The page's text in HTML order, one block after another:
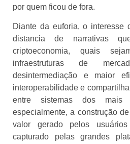
por quem ficou de fora.
Diante da euforia, o interesse
distancia de narrativas
criptoeconomia, quais
infraestruturas de
desintermediação e maior
interoperabilidade e
entre sistemas dos mais
especialmente, a construção
valor gerado pelos
capturado pelas grandes